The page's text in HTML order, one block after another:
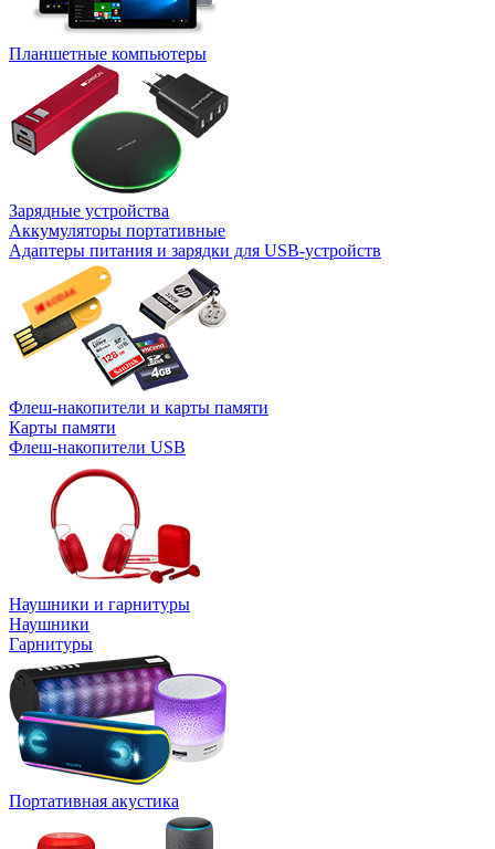
Планшетные компьютеры
Зарядные устройства
Аккумуляторы портативные
Адаптеры питания и зарядки для USB-устройств
Флеш-накопители и карты памяти
Карты памяти
Флеш-накопители USB
Наушники и гарнитуры
Наушники
Гарнитуры
Портативная акустика